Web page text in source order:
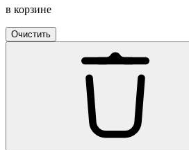
в корзине
Очистить